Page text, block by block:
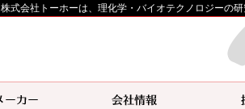
株式会社トーホーは、理化学・バイオテクノロジーの